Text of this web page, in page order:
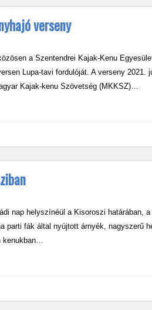
verseny
a Szentendrei Kajak-Kenu
Lupa-tavi fordulóját. A verseny 2021.
Kajak-kenu Szövetség (MKKSZ)…
nap helyszínéül a Kisoroszi határában,
parti fák által nyújtott árnyék, nagyszerű
kenukban…